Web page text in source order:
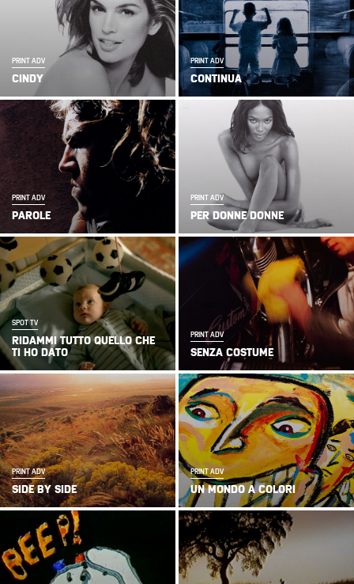
PRINT ADV
CINDY
PRINT ADV
CONTINUA
PRINT ADV
PAROLE
PRINT ADV
PER DONNE DONNE
SPOT TV
RIDAMMI TUTTO QUELLO CHE
TI HO DATO
PRINT ADV
SENZA COSTUME
PRINT ADV
SIDE BY SIDE
PRINT ADV
UN MONDO A COLORI